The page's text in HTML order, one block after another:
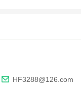
HF3288@126.com